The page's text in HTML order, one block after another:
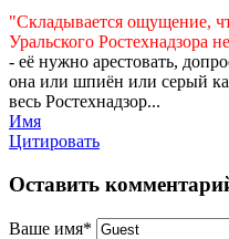
"Складывается ощущение,
Уральского Ростехнадзора
- её нужно арестовать,
она или шпиён или серый
весь Ростехнадзор...
Имя
Цитировать
Оставить
Ваше имя*